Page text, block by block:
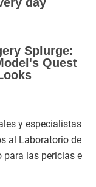
y especialistas
al Laboratorio de
para las pericias e